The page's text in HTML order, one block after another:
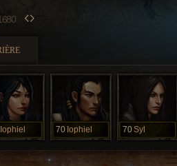
Iophiel 70 Iophiel 70Syl